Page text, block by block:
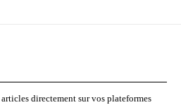
directement sur vos plateformes